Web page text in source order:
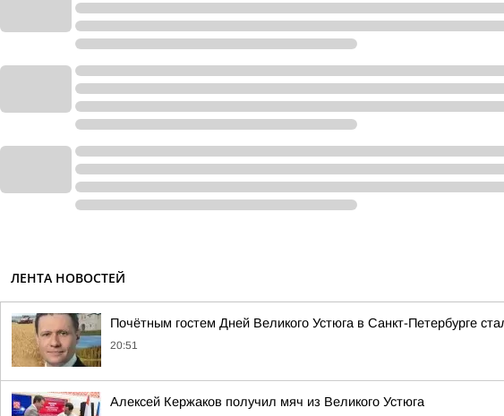
ЛЕНТА НОВОСТЕЙ
Почётным гостем Дней Великого Устюга в Санкт-Петербурге
20:51
Алексей Кержаков получил мяч из Великого Устюга